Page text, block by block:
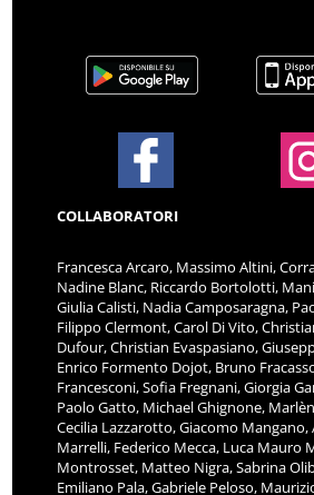
COLLABORATORI
Francesca Arcaro, Massimo Altini,
Nadine Blanc, Riccardo Bortolotti,
Giulia Calisti, Nadia Camposaragna,
Filippo Clermont, Carol Di Vito,
Dufour, Christian Evaspasiano,
Enrico Formento Dojot, Bruno
Francesconi, Sofia Fregnani, Giorgia
Paolo Gatto, Michael Ghignone,
Cecilia Lazzarotto, Giacomo Mangano,
Marrelli, Federico Mecca, Luca Mauro
Montrosset, Matteo Nigra, Sabrina
Emiliano Pala, Gabriele Peloso,